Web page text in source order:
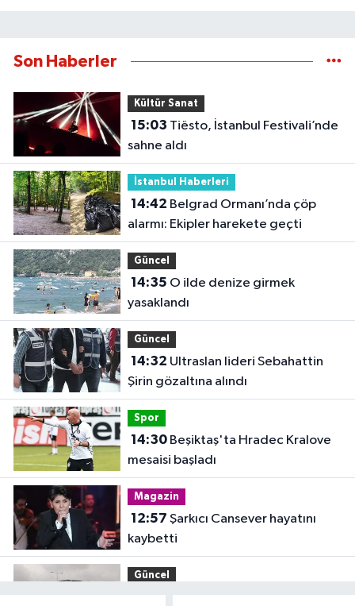
Son Haberler
Kültür Sanat
15:03
sahne aldı
İstanbul Haberleri
14:42
alarmı: Ekipler harekete geçti
Güncel
14:35
yasaklandı
Güncel
14:32
Şirin gözaltına alındı
Spor
14:30Beşiktaş'ta Hradec Kralove
mesaisi başladı
Magazin
12:57
kaybetti
Güncel